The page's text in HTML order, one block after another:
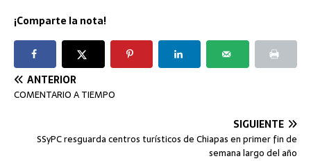
¡Comparte la nota!
ANTERIOR
COMENTARIO A TIEMPO
SIGUIENTE
SSyPC resguarda centros turísticos de Chiapas en primer fin de
semana largo del año